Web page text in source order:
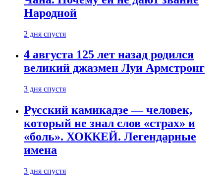
Народной
2 дня спустя
4 августа 125 лет назад родился
великий джазмен Луи Армстронг
3 дня спустя
Русский камикадзе — человек,
который не знал слов «страх» и
«боль». ХОККЕЙ. Легендарные
имена
3 дня спустя